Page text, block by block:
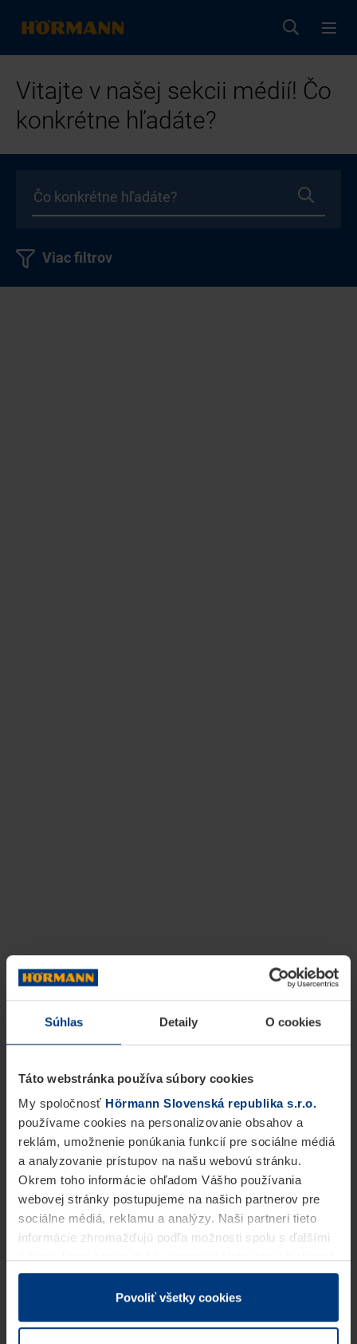
Súhlas Detaily O cookies
Táto webstránka používa súbory cookies
My spoločnosť Hörmann Slovenská republika s.r.o.
používame cookies na personalizovanie obsahov a
reklám, umožnenie ponúkania funkcií pre sociálne médiá
a analyzovanie prístupov na našu webovú stránku.
Okrem toho informácie ohľadom Vášho používania
webovej stránky postupujeme na našich partnerov pre
sociálne médiá, reklamu a analýzy. Naši partneri tieto
informácie zhromažďujú podľa možnosti spolu s ďalšími
v rámci Vášho využívania služieb.
Z právneho hľadiska môžeme cookies ukladať na Vašom
prevádzku tejto stránky. Pre všetky ostatné typy cookie
Povoliť všetky cookies
Vitajte v našej sekcii médií! Čo
konkrétne hľadáte?
Viac filtrov